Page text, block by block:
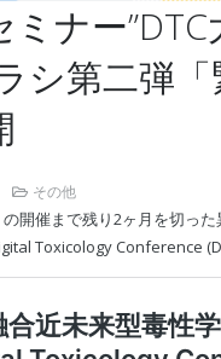
ナー”DTC
シ第二弾
その他
開催まで残り2ヶ月を切っ
Toxicology Conference